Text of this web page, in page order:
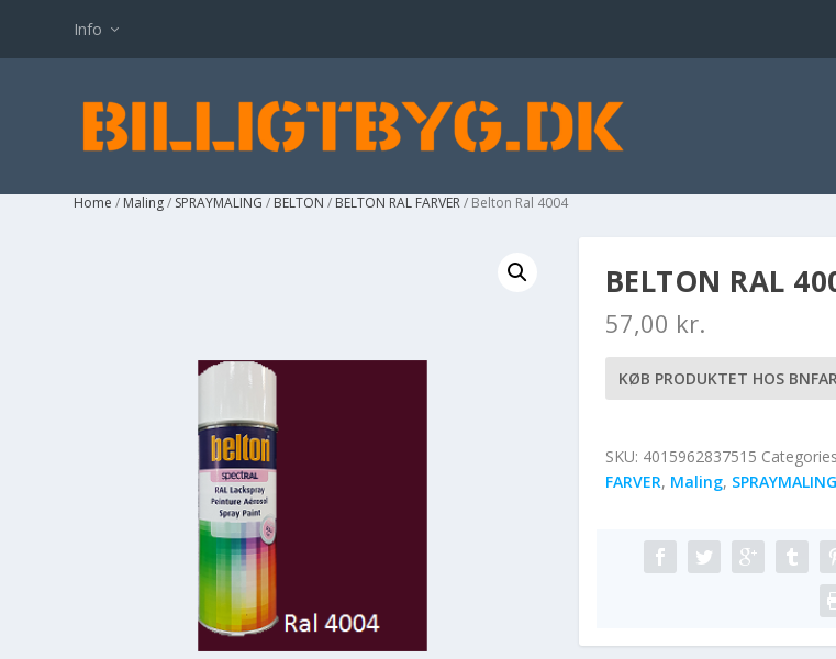
Info
Home / Maling/ SPRAYMALING / BELTON / BELTON RAL FARVER/ Belton Ral 4004
BELTON RAL
57,00 kr.
KØB PRODUKTET HOS
SKU: 4015962837515
FARVER, Maling, SPRAYMALING